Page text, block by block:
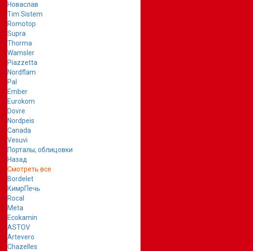
Новаслав
Tim Sistem
Romotop
Supra
Thorma
Wamsler
Piazzetta
Nordflam
Pal
Ember
Eurokom
Dovre
Nordpeis
Canada
Vesuvi
Порталы, облицовки
Назад
Смотреть все
Bordelet
КимрПечь
Rocal
Meta
Ecokamin
ASTOV
Artevero
Chazelles